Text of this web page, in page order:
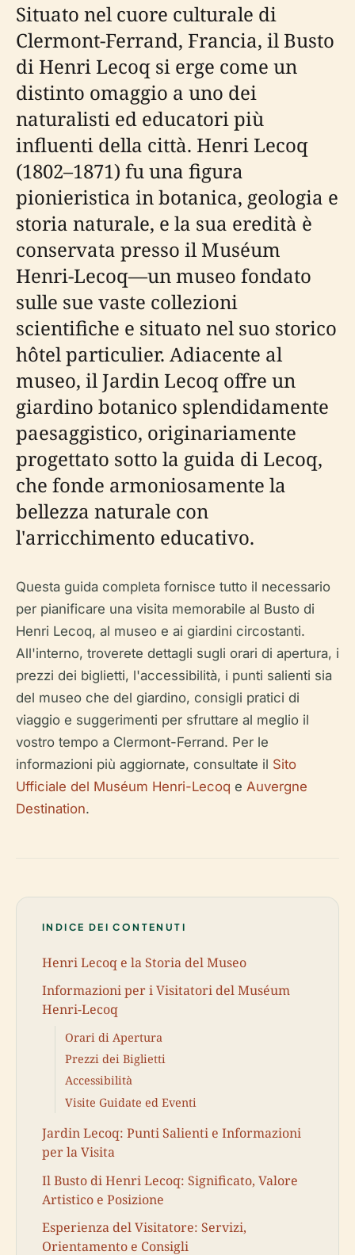
Situato nel cuore culturale di
Clermont-Ferrand, Francia, il Busto
di Henri Lecoq si erge come un
distinto omaggio a uno dei
naturalisti ed educatori più
influenti della città. Henri Lecoq
(1802–1871) fu una figura
pionieristica in botanica, geologia e
storia naturale, e la sua eredità è
conservata presso il Muséum
Henri-Lecoq—un museo fondato
sulle sue vaste collezioni
scientifiche e situato nel suo storico
hôtel particulier. Adiacente al
museo, il Jardin Lecoq offre un
giardino botanico splendidamente
paesaggistico, originariamente
progettato sotto la guida di Lecoq,
che fonde armoniosamente la
bellezza naturale con
l'arricchimento educativo.
Questa guida completa fornisce tutto il necessario
per pianificare una visita memorabile al Busto di
Henri Lecoq, al museo e ai giardini circostanti.
All'interno, troverete dettagli sugli orari di apertura, i
prezzi dei biglietti, l'accessibilità, i punti salienti sia
del museo che del giardino, consigli pratici di
viaggio e suggerimenti per sfruttare al meglio il
vostro tempo a Clermont-Ferrand. Per le
informazioni più aggiornate, consultate il Sito
Ufficiale del Muséum Henri-Lecoq e Auvergne
Destination.
INDICE DEI CONTENUTI
Henri Lecoq e la Storia del Museo
Informazioni per i Visitatori del Muséum
Henri-Lecoq
Orari di Apertura
Prezzi dei Biglietti
Accessibilità
Visite Guidate ed Eventi
Jardin Lecoq: Punti Salienti e Informazioni
per la Visita
Il Busto di Henri Lecoq: Significato, Valore
Artistico e Posizione
Esperienza del Visitatore: Servizi,
Orientamento e Consigli